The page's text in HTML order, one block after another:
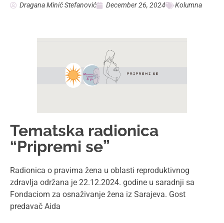
Dragana Minić Stefanović December 26, 2024 Kolumna
Tematska radionica
“Pripremi se”
Radionica o pravima žena u oblasti reproduktivnog
zdravlja održana je 22.12.2024. godine u saradnji sa
Fondaciom za osnaživanje žena iz Sarajeva. Gost
predavač Aida